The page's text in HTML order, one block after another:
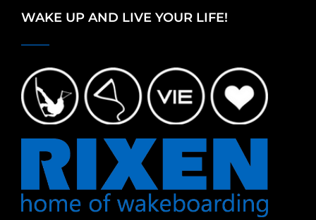
WAKE UP AND LIVE YOUR LIFE!